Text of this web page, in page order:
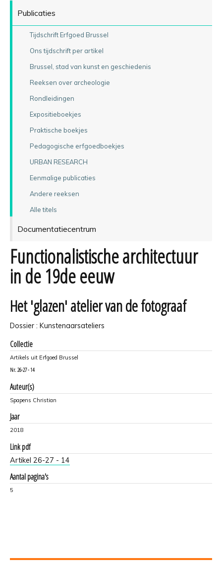
Publicaties
Tijdschrift Erfgoed Brussel
Ons tijdschrift per artikel
Brussel, stad van kunst en geschiedenis
Reeksen over archeologie
Rondleidingen
Expositieboekjes
Praktische boekjes
Pedagogische erfgoedboekjes
URBAN RESEARCH
Eenmalige publicaties
Andere reeksen
Alle titels
Documentatiecentrum
Functionalistische architectuur
in de 19de eeuw
Het 'glazen' atelier van de fotograaf
Dossier : Kunstenaarsateliers
Collectie
Artikels uit Erfgoed Brussel
Nr. 26-27 - 14
Auteur(s)
Spapens Christian
Jaar
2018
Link pdf
Artikel 26-27 - 14
Aantal pagina's
5